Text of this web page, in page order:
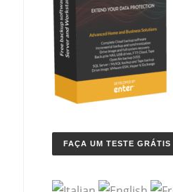
FAÇA UM TESTE GRÁTIS